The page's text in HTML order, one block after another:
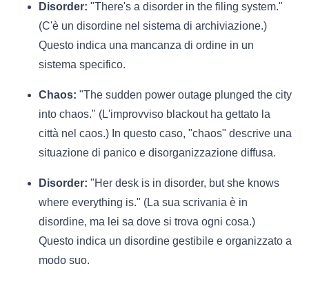
Disorder: "There's a disorder in the filing system."
(C'è un disordine nel sistema di archiviazione.)
Questo indica una mancanza di ordine in un
sistema specifico.
Chaos: "The sudden power outage plunged the city
into chaos." (L'improvviso blackout ha gettato la
città nel caos.) In questo caso, "chaos" descrive una
situazione di panico e disorganizzazione diffusa.
Disorder: "Her desk is in disorder, but she knows
where everything is." (La sua scrivania è in
disordine, ma lei sa dove si trova ogni cosa.)
Questo indica un disordine gestibile e organizzato a
modo suo.